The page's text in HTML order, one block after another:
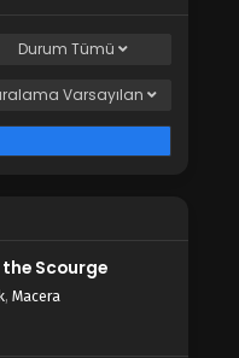
15.Bölüm
Mo Chu 15.Bölüm - Mart
14.Bölüm
DurumTümü
Varsayılan
Scourge
, Macera